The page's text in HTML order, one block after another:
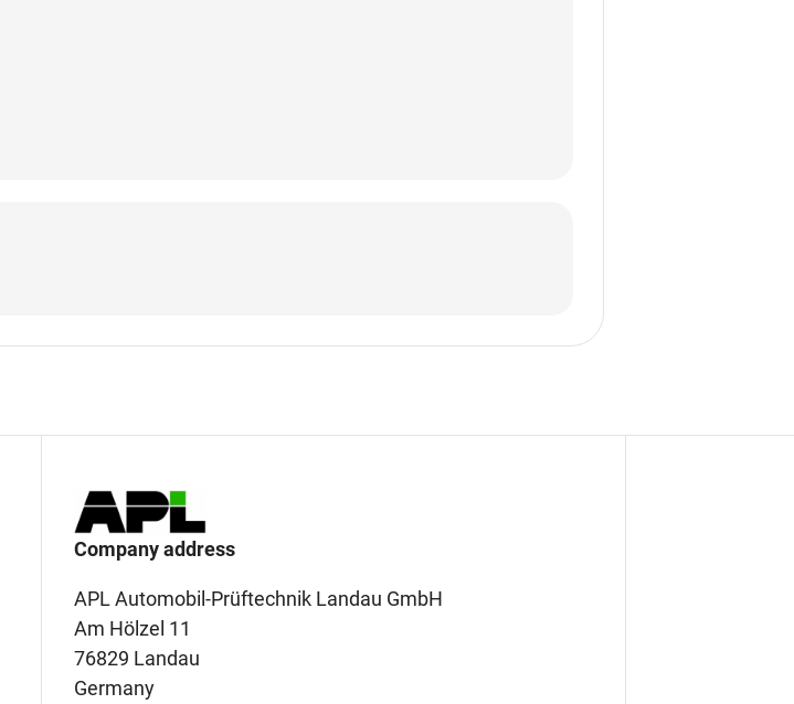
Company address
APL Automobil-Prüftechnik Landau GmbH
Am Hölzel 11
76829 Landau
Germany